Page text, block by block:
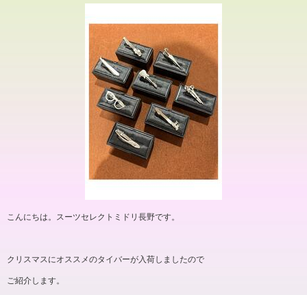
こんにちは。スーツセレクトミドリ長野です。
クリスマスにオススメのタイバーが入荷しましたので
ご紹介します。